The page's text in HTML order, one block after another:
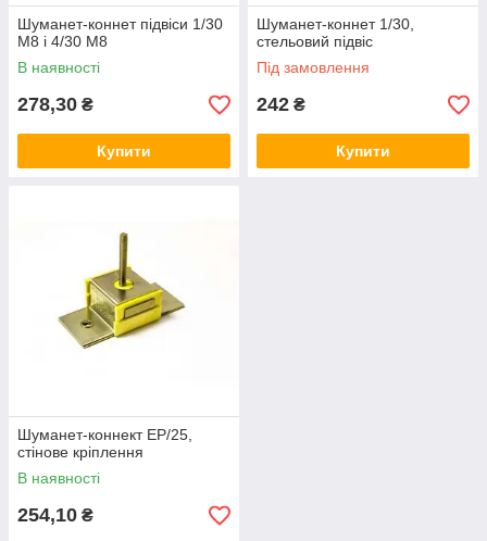
Шуманет-коннет підвіси 1/30
М8 і 4/30 М8
В наявності
278,30 ₴
Купити
Шуманет-коннет 1/30,
стельовий підвіс
Під замовлення
242 ₴
Купити
Шуманет-коннект EP/25,
стінове кріплення
В наявності
254,10 ₴